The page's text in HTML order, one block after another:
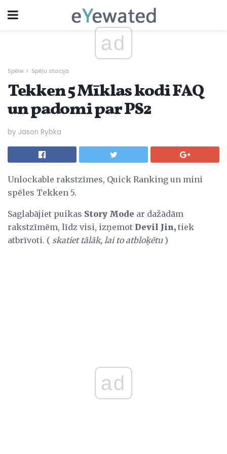
ad
Spēle Spēļu stacija
Tekken 5 Mīklas kodi FAQ
un padomi par PS2
by Jason Rybka
Unlockable rakstzīmes, Quick Ranking un mini
spēles Tekken 5.
Saglabājiet puikas Story Mode ar dažādām
rakstzīmēm, līdz visi, izņemot Devil Jin, tiek
atbrīvoti. ( skatiet tālāk, lai to atbloķētu)
ad